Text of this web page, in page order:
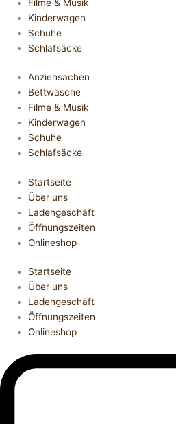
Filme & Musik
Kinderwagen
Schuhe
Schlafsäcke
Anziehsachen
Bettwäsche
Filme & Musik
Kinderwagen
Schuhe
Schlafsäcke
Startseite
Über uns
Ladengeschäft
Öffnungszeiten
Onlineshop
Startseite
Über uns
Ladengeschäft
Öffnungszeiten
Onlineshop